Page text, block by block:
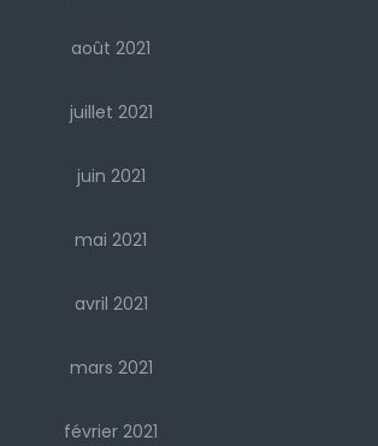
août 2021
juillet 2021
juin 2021
mai 2021
avril 2021
mars 2021
février 2021